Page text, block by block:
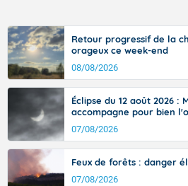
Retour progressif de la
orageux ce week-end
08/08/2026
Éclipse du 12 août 2026 :
accompagne pour bien
07/08/2026
Feux de forêts : danger
07/08/2026